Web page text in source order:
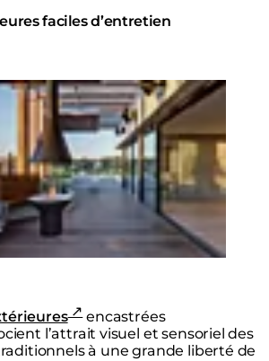
faciles d’entretien
encastrées
l’attrait visuel et sensoriel des
à une grande liberté de